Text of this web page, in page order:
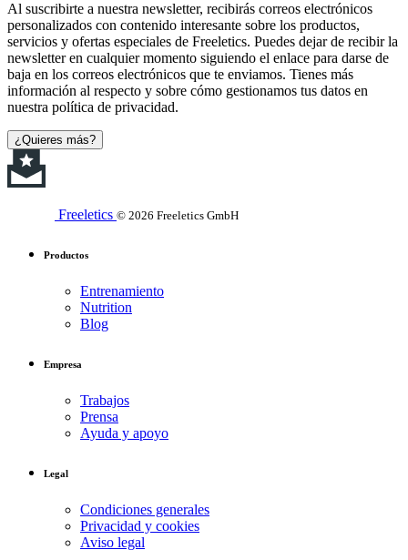
Al suscribirte a nuestra newsletter, recibirás correos electrónicos
personalizados con contenido interesante sobre los productos,
servicios y ofertas especiales de Freeletics. Puedes dejar de recibir la
newsletter en cualquier momento siguiendo el enlace para darse de
baja en los correos electrónicos que te enviamos. Tienes más
información al respecto y sobre cómo gestionamos tus datos en
nuestra política de privacidad.
¿Quieres más?
Freeletics © 2026 Freeletics GmbH
Productos
Entrenamiento
Nutrition
Blog
Empresa
Trabajos
Prensa
Ayuda y apoyo
Legal
Condiciones generales
Privacidad y cookies
Aviso legal